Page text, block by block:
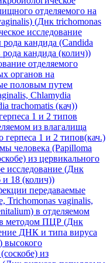
отделяемого на
(Днк trichomonas
исследование
кандида (Candida
кандида (колич))
отделяемого
органов на
половым путем
Chlamydia
trachomatis (кач))
1 и 2 типов
из влагалища
1 и 2 типов(кач.)
человека (Papilloma
из цервикального
исследование (Днк
и 18 (колич))
передаваемые
Trichomonas vaginalis,
в отделяемом
методом ПЦР (Днк
ДНК и типа вируса
высокого
из